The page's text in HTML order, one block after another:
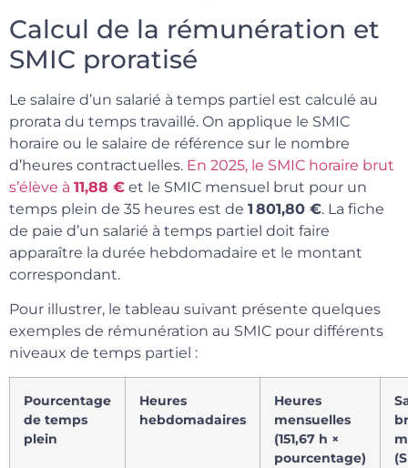
Calcul de la rémunération et
SMIC proratisé
Le salaire d’un salarié à temps partiel est calculé au
prorata du temps travaillé. On applique le SMIC
horaire ou le salaire de référence sur le nombre
d’heures contractuelles. En 2025, le SMIC horaire brut
s’élève à 11,88 € et le SMIC mensuel brut pour un
temps plein de 35 heures est de 1 801,80 €. La fiche
de paie d’un salarié à temps partiel doit faire
apparaître la durée hebdomadaire et le montant
correspondant.
Pour illustrer, le tableau suivant présente quelques
exemples de rémunération au SMIC pour différents
niveaux de temps partiel :
Pourcentage
de temps
plein
Heures
hebdomadaires
Heures
mensuelles
(151,67 h ×
pourcentage)